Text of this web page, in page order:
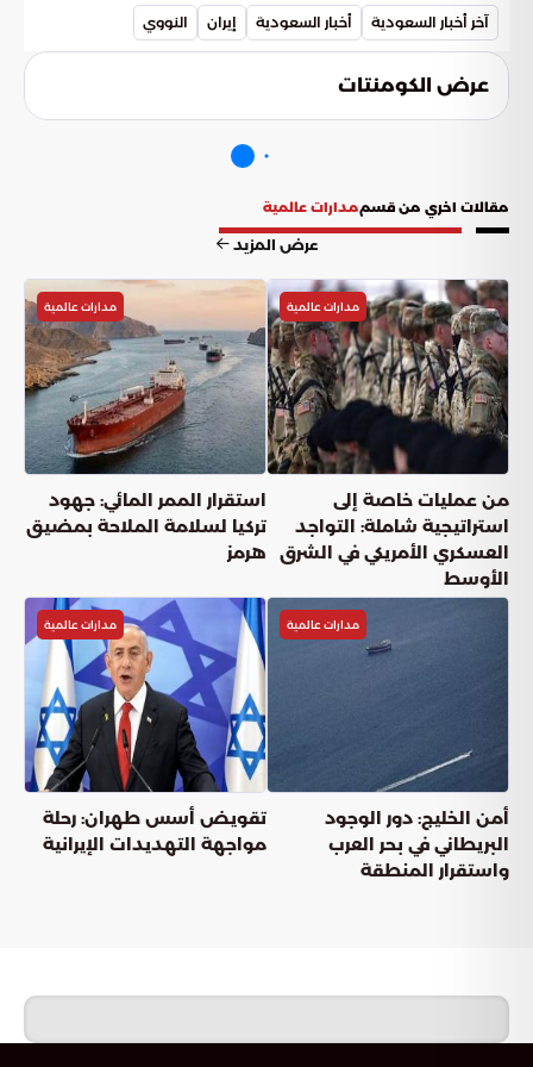
جدية الأطراف في تقديم تنازلات متبادلة تضمن استقرار الشرق
الأوسط.
آخر أخبار السعودية أخبار السعودية إيران النووي
عرض الكومنتات
مقالات اخري من قسممدارات عالمية
عرض المزيد
مدارات عالمية
من عمليات خاصة إلى
استراتيجية شاملة: التواجد
العسكري الأمريكي في الشرق
الأوسط
مدارات عالمية
استقرار الممر المائي: جهود
تركيا لسلامة الملاحة بمضيق
هرمز
مدارات عالمية
أمن الخليج: دور الوجود
البريطاني في بحر العرب
واستقرار المنطقة
مدارات عالمية
تقويض أسس طهران: رحلة
مواجهة التهديدات الإيرانية